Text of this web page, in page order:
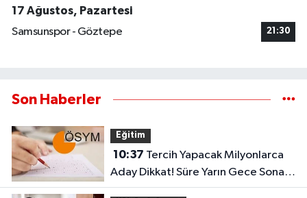
17 Ağustos, Pazartesi
Samsunspor - Göztepe
21:30
Son Haberler
Eğitim
10:37
Aday Dikkat! Süre Yarın Gece Sona
Eriyor